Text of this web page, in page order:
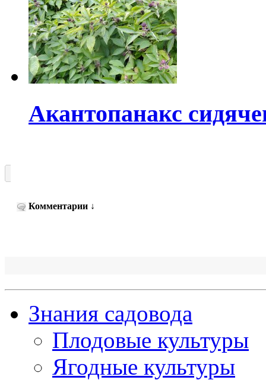
Акантопанакс
Комментарии ↓
Знания садовода
Плодовые культуры
Ягодные культуры